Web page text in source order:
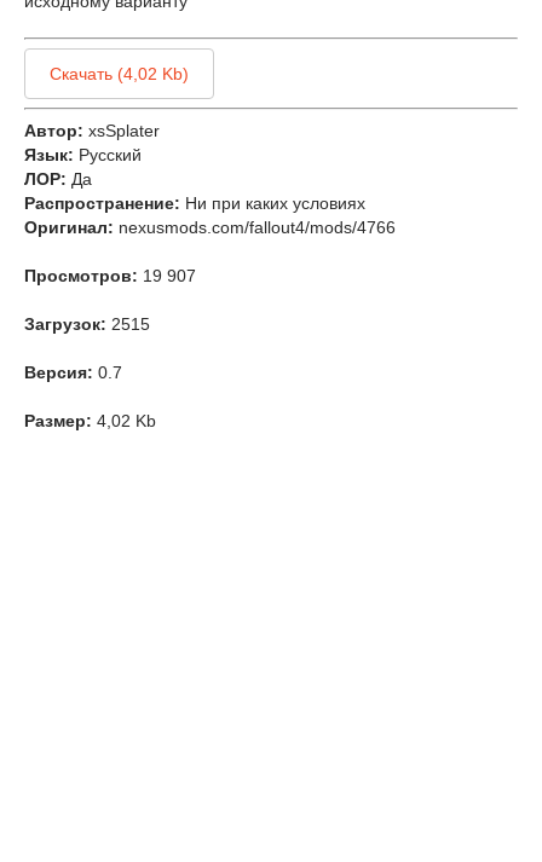
Скачать (4,02 Kb)
Автор: xsSplater
Язык: Русский
ЛОР: Да
Распространение: Ни при каких условиях
Оригинал: nexusmods.com/fallout4/mods/4766
Просмотров: 19 907
Загрузок: 2515
Версия: 0.7
Размер: 4,02 Kb